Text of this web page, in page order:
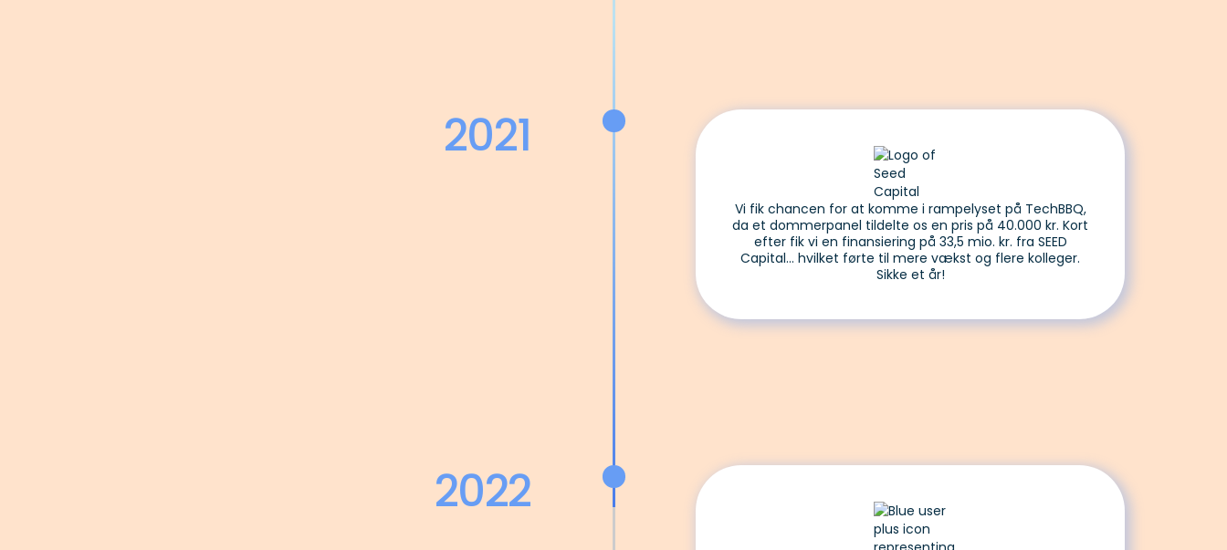
2021
Vi fik chancen for at komme i rampelyset på TechBBQ,
da et dommerpanel tildelte os en pris på 40.000 kr. Kort
efter fik vi en finansiering på 33,5 mio. kr. fra SEED
Capital... hvilket førte til mere vækst og flere kolleger.
Sikke et år!
2022